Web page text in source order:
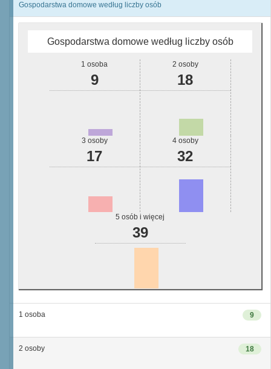
Gospodarstwa domowe według liczby osób
Gospodarstwa domowe według liczby osób
1 osoba
9
2 osoby
18
3 osoby
17
4 osoby
32
5 osób i więcej
39
9
1 osoba
18
2 osoby